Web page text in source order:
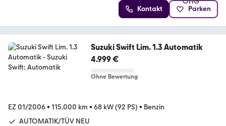
Kontakt Parken
Suzuki Swift Lim. 1.3 Automatik
4.999 €
Ohne Bewertung
EZ 01/2006• 115.000 km • 68 kW (92 PS) • Benzin
AUTOMATIK/TÜV NEU